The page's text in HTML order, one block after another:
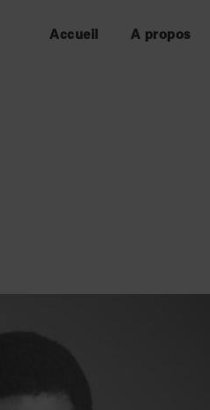
Accueil A propos